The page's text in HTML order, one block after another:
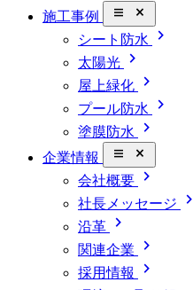
施工事例 close_small
シート防水 chevron_right
太陽光 chevron_right
屋上緑化 chevron_right
プール防水 chevron_right
塗膜防水 chevron_right
企業情報 close_small
会社概要 chevron_right
社長メッセージ chevron_right
沿革 chevron_right
関連企業 chevron_right
採用情報 chevron_right